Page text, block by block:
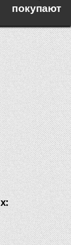
покупают